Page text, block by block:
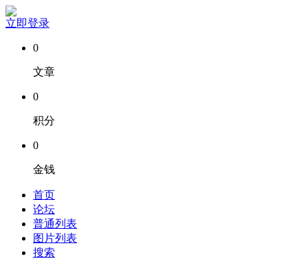
立即登录
0
文章
0
积分
0
金钱
首页
论坛
普通列表
图片列表
搜索